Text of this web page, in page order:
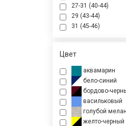
27-31 (40-44)
29 (43-44)
31 (45-46)
Цвет
аквамарин
бело-синий
бордово-
васильковый
голубой
желто-черный